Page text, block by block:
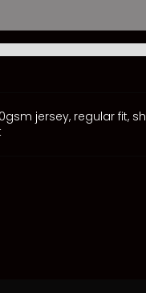
jersey, regular fit,